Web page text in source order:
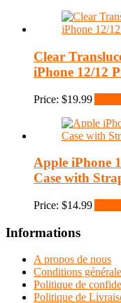
Clear
iPhone 12/12
Price: $19.99
Apple iPhone
Case with
Price: $14.99
Informations
A propos de nous
Conditions
Politique de
Politique de